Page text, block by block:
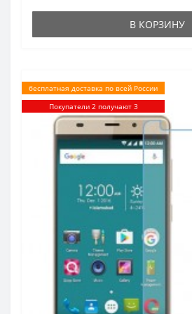
В КОРЗИНУ
бесплатная доставка по всей России
Покупатели 2 получают 3